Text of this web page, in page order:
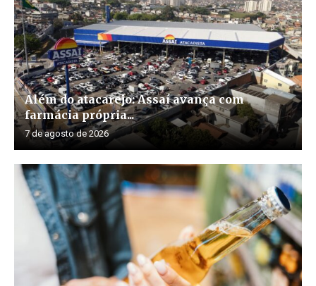
Além do atacarejo: Assaí avança com
farmácia própria...
7 de agosto de 2026